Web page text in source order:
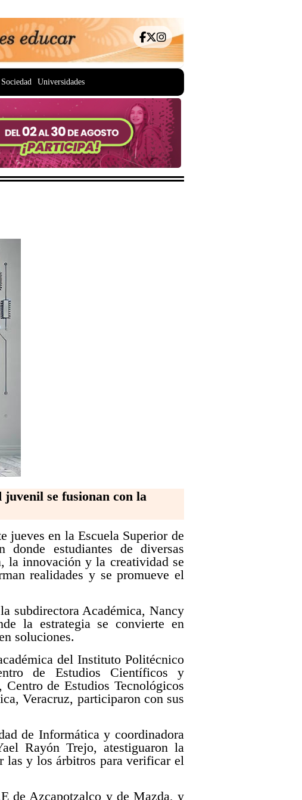
Sociedad Universidades
se fusionan con la
en la Escuela Superior de
estudiantes de diversas
la innovación y la creatividad se
realidades y se promueve el
subdirectora Académica, Nancy
la estrategia se convierte en
soluciones.
del Instituto Politécnico
de Estudios Científicos y
de Estudios Tecnológicos
Veracruz, participaron con sus
de Informática y coordinadora
Rayón Trejo, atestiguaron la
las y los árbitros para verificar el
de Azcapotzalco y de Mazda, y